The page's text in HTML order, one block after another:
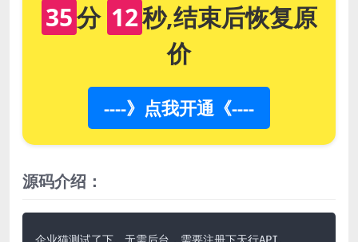
35分 12秒,结束后恢复原
价
----》点我开通《----
源码介绍：